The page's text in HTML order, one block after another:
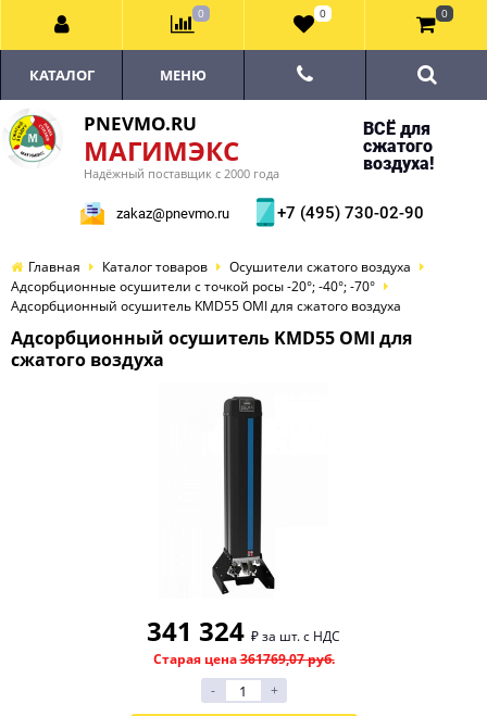
PNEVMO.RU
МАГИМЭКС
Надёжный поставщик с 2000 года
ВСЁ для
сжатого
воздуха!
zakaz@pnevmo.ru +7 (495) 730-02-90
КАТАЛОГ МЕНЮ
Главная Каталог товаров
Осушители сжатого воздуха
Адсорбционные осушители с точкой росы -20°; -40°; -70°
Адсорбционный осушитель KMD55 OMI для сжатого воздуха
Адсорбционный осушитель KMD55 OMI для
сжатого воздуха
341 324 ₽ за шт. с НДС
Старая цена361769,07 руб.
-
+
0 0 0